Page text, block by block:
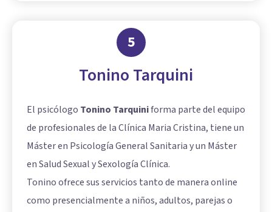
5
Tonino Tarquini
El psicólogo Tonino Tarquiniforma parte del equipo
de profesionales de la Clínica Maria Cristina, tiene un
Máster en Psicología General Sanitaria y un Máster
en Salud Sexual y Sexología Clínica.
Tonino ofrece sus servicios tanto de manera online
como presencialmente a niños, adultos, parejas o